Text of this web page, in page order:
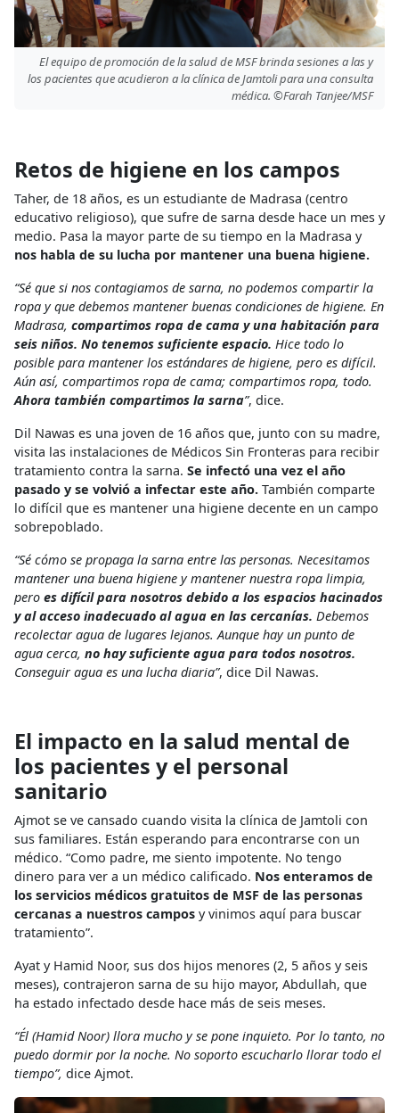
El equipo de promoción de la salud de MSF brinda sesiones a las y
los pacientes que acudieron a la clínica de Jamtoli para una consulta
médica. ©Farah Tanjee/MSF
Retos de higiene en los campos
Taher, de 18 años, es un estudiante de Madrasa (centro
educativo religioso), que sufre de sarna desde hace un mes y
medio. Pasa la mayor parte de su tiempo en la Madrasa y
nos habla de su lucha por mantener una buena higiene.
“Sé que si nos contagiamos de sarna, no podemos compartir la
ropa y que debemos mantener buenas condiciones de higiene. En
Madrasa, compartimos ropa de cama y una habitación para
seis niños. No tenemos suficiente espacio. Hice todo lo
posible para mantener los estándares de higiene, pero es difícil.
Aún así, compartimos ropa de cama; compartimos ropa, todo.
Ahora también compartimos la sarna”, dice.
Dil Nawas es una joven de 16 años que, junto con su madre,
visita las instalaciones de Médicos Sin Fronteras para recibir
tratamiento contra la sarna. Se infectó una vez el año
pasado y se volvió a infectar este año. También comparte
lo difícil que es mantener una higiene decente en un campo
sobrepoblado.
“Sé cómo se propaga la sarna entre las personas. Necesitamos
mantener una buena higiene y mantener nuestra ropa limpia,
pero es difícil para nosotros debido a los espacios hacinados
y al acceso inadecuado al agua en las cercanías. Debemos
recolectar agua de lugares lejanos. Aunque hay un punto de
agua cerca, no hay suficiente agua para todos nosotros.
Conseguir agua es una lucha diaria”, dice Dil Nawas.
El impacto en la salud mental de
los pacientes y el personal
sanitario
Ajmot se ve cansado cuando visita la clínica de Jamtoli con
sus familiares. Están esperando para encontrarse con un
médico. “Como padre, me siento impotente. No tengo
dinero para ver a un médico calificado. Nos enteramos de
los servicios médicos gratuitos de MSF de las personas
cercanas a nuestros campos y vinimos aquí para buscar
tratamiento”.
Ayat y Hamid Noor, sus dos hijos menores (2, 5 años y seis
meses), contrajeron sarna de su hijo mayor, Abdullah, que
ha estado infectado desde hace más de seis meses.
“Él (Hamid Noor) llora mucho y se pone inquieto. Por lo tanto, no
puedo dormir por la noche. No soporto escucharlo llorar todo el
tiempo”, dice Ajmot.